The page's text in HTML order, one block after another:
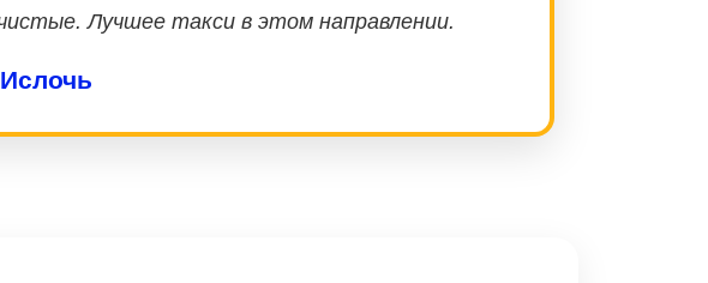
Лучшее такси в этом направлении.